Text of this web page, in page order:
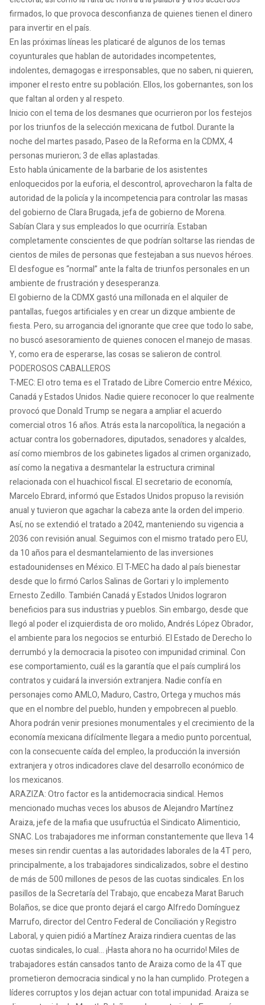
firmados, lo que provoca desconfianza de quienes tienen el dinero
para invertir en el país.
En las próximas líneas les platicaré de algunos de los temas
coyunturales que hablan de autoridades incompetentes,
indolentes, demagogas e irresponsables, que no saben, ni quieren,
imponer el resto entre su población. Ellos, los gobernantes, son los
que faltan al orden y al respeto.
Inicio con el tema de los desmanes que ocurrieron por los festejos
por los triunfos de la selección mexicana de futbol. Durante la
noche del martes pasado, Paseo de la Reforma en la CDMX, 4
personas murieron; 3 de ellas aplastadas.
Esto habla únicamente de la barbarie de los asistentes
enloquecidos por la euforia, el descontrol, aprovecharon la falta de
autoridad de la policía y la incompetencia para controlar las masas
del gobierno de Clara Brugada, jefa de gobierno de Morena.
Sabían Clara y sus empleados lo que ocurriría. Estaban
completamente conscientes de que podrían soltarse las riendas de
cientos de miles de personas que festejaban a sus nuevos héroes.
El desfogue es “normal” ante la falta de triunfos personales en un
ambiente de frustración y desesperanza.
El gobierno de la CDMX gastó una millonada en el alquiler de
pantallas, fuegos artificiales y en crear un dizque ambiente de
fiesta. Pero, su arrogancia del ignorante que cree que todo lo sabe,
no buscó asesoramiento de quienes conocen el manejo de masas.
Y, como era de esperarse, las cosas se salieron de control.
PODEROSOS CABALLEROS
T-MEC: El otro tema es el Tratado de Libre Comercio entre México,
Canadá y Estados Unidos. Nadie quiere reconocer lo que realmente
provocó que Donald Trump se negara a ampliar el acuerdo
comercial otros 16 años. Atrás esta la narcopolítica, la negación a
actuar contra los gobernadores, diputados, senadores y alcaldes,
así como miembros de los gabinetes ligados al crimen organizado,
así como la negativa a desmantelar la estructura criminal
relacionada con el huachicol fiscal. El secretario de economía,
Marcelo Ebrard, informó que Estados Unidos propuso la revisión
anual y tuvieron que agachar la cabeza ante la orden del imperio.
Así, no se extendió el tratado a 2042, manteniendo su vigencia a
2036 con revisión anual. Seguimos con el mismo tratado pero EU,
da 10 años para el desmantelamiento de las inversiones
estadounidenses en México. El T-MEC ha dado al país bienestar
desde que lo firmó Carlos Salinas de Gortari y lo implemento
Ernesto Zedillo. También Canadá y Estados Unidos lograron
beneficios para sus industrias y pueblos. Sin embargo, desde que
llegó al poder el izquierdista de oro molido, Andrés López Obrador,
el ambiente para los negocios se enturbió. El Estado de Derecho lo
derrumbó y la democracia la pisoteo con impunidad criminal. Con
ese comportamiento, cuál es la garantía que el país cumplirá los
contratos y cuidará la inversión extranjera. Nadie confía en
personajes como AMLO, Maduro, Castro, Ortega y muchos más
que en el nombre del pueblo, hunden y empobrecen al pueblo.
Ahora podrán venir presiones monumentales y el crecimiento de la
economía mexicana difícilmente llegara a medio punto porcentual,
con la consecuente caída del empleo, la producción la inversión
extranjera y otros indicadores clave del desarrollo económico de
los mexicanos.
ARAZIZA: Otro factor es la antidemocracia sindical. Hemos
mencionado muchas veces los abusos de Alejandro Martínez
Araiza, jefe de la mafia que usufructúa el Sindicato Alimenticio,
SNAC. Los trabajadores me informan constantemente que lleva 14
meses sin rendir cuentas a las autoridades laborales de la 4T pero,
principalmente, a los trabajadores sindicalizados, sobre el destino
de más de 500 millones de pesos de las cuotas sindicales. En los
pasillos de la Secretaría del Trabajo, que encabeza Marat Baruch
Bolaños, se dice que pronto dejará el cargo Alfredo Domínguez
Marrufo, director del Centro Federal de Conciliación y Registro
Laboral, y quien pidió a Martínez Araiza rindiera cuentas de las
cuotas sindicales, lo cual… ¡Hasta ahora no ha ocurrido! Miles de
trabajadores están cansados tanto de Araiza como de la 4T que
prometieron democracia sindical y no la han cumplido. Protegen a
líderes corruptos y los dejan actuar con total impunidad. Araiza se